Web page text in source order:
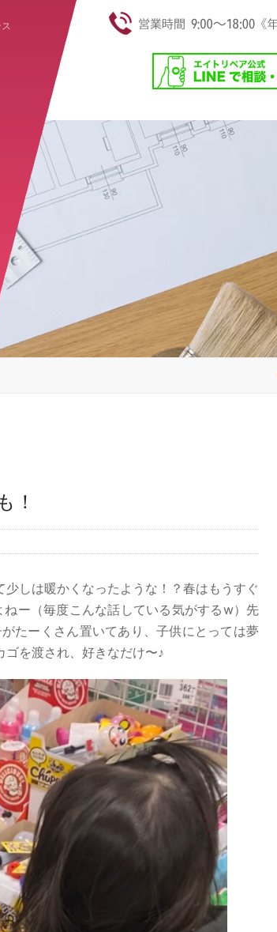
！
しは暖かくなったような！？春はもうすぐ
ー（毎度こんな話している気がするw）先
たーくさん置いてあり、子供にとっては夢
を渡され、好きなだけ〜♪